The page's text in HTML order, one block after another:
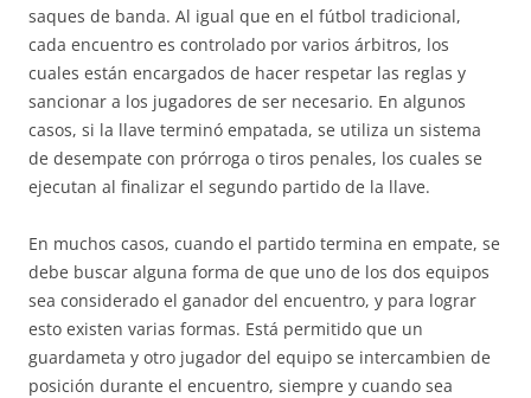
saques de banda. Al igual que en el fútbol tradicional,
cada encuentro es controlado por varios árbitros, los
cuales están encargados de hacer respetar las reglas y
sancionar a los jugadores de ser necesario. En algunos
casos, si la llave terminó empatada, se utiliza un sistema
de desempate con prórroga o tiros penales, los cuales se
ejecutan al finalizar el segundo partido de la llave.
En muchos casos, cuando el partido termina en empate, se
debe buscar alguna forma de que uno de los dos equipos
sea considerado el ganador del encuentro, y para lograr
esto existen varias formas. Está permitido que un
guardameta y otro jugador del equipo se intercambien de
posición durante el encuentro, siempre y cuando sea